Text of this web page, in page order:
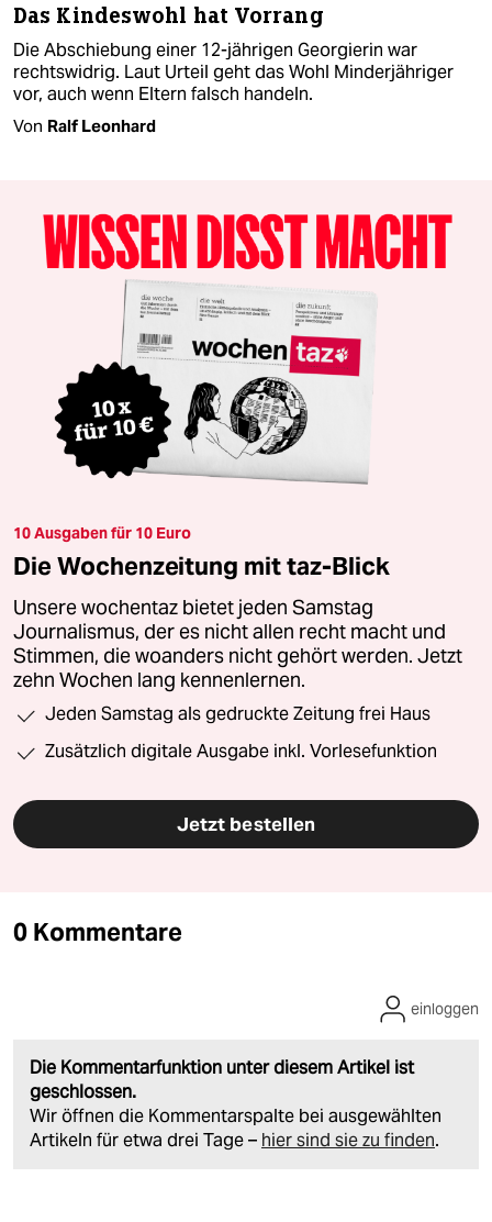
Das Kindeswohl hat Vorrang
Die Abschiebung einer 12-jährigen Georgierin war
rechtswidrig. Laut Urteil geht das Wohl Minderjähriger
vor, auch wenn Eltern falsch handeln.
Von Ralf Leonhard
10 Ausgaben für 10 Euro
Die Wochenzeitung mit taz-Blick
Unsere wochentaz bietet jeden Samstag
Journalismus, der es nicht allen recht macht und
Stimmen, die woanders nicht gehört werden. Jetzt
zehn Wochen lang kennenlernen.
Jeden Samstag als gedruckte Zeitung frei Haus
Zusätzlich digitale Ausgabe inkl. Vorlesefunktion
Jetzt bestellen
0 Kommentare
Die Kommentarfunktion unter diesem Artikel ist
geschlossen.
Wir öffnen die Kommentarspalte bei ausgewählten
Artikeln für etwa drei Tage – hier sind sie zu finden.
einloggen